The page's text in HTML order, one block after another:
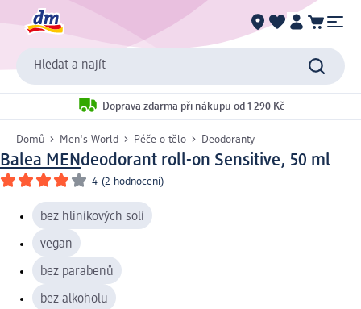
Hledat a najít
Doprava zdarma při nákupu od 1 290 Kč
Domů Men's World Péče o tělo Deodoranty
Balea MENdeodorant roll-on Sensitive, 50 ml
4 (2 hodnocení)
bez hliníkových solí
vegan
bez parabenů
bez alkoholu